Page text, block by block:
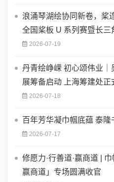
浪涌琴湖绘协同新卷，桨
全国桨板 U 系列赛暨长
2026-07-19
丹青绘峥嵘 初心颂伟业
展筹备启动 上海筹建处正
2026-07-18
百年芳华凝巾帼底蕴 泰隆
2026-07-17
修愿力·行善道·赢商道 |
赢商道」专场圆满收官